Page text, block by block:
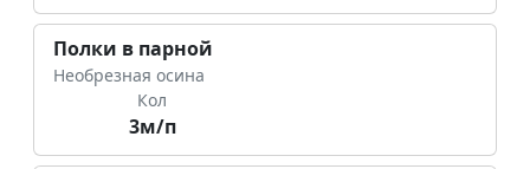
Полки в парной
Необрезная осина
Кол
3м/п